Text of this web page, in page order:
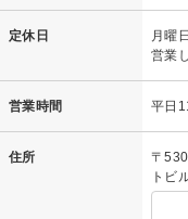
定休日
月曜
営業
営業時間 平日
住所
〒
トビ